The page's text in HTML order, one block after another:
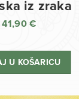
iz zraka
41,90€
U KOŠARICU